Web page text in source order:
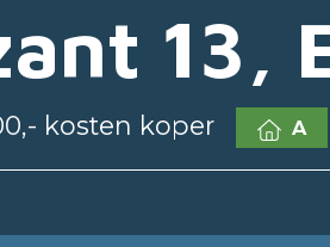
13,
kosten koper A